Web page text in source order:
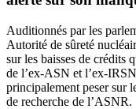
Auditionnés par les
Autorité de sûreté
sur les baisses de crédits
de l’ex-ASN et l’ex-
principalement peser sur
de recherche de l’ASNR.